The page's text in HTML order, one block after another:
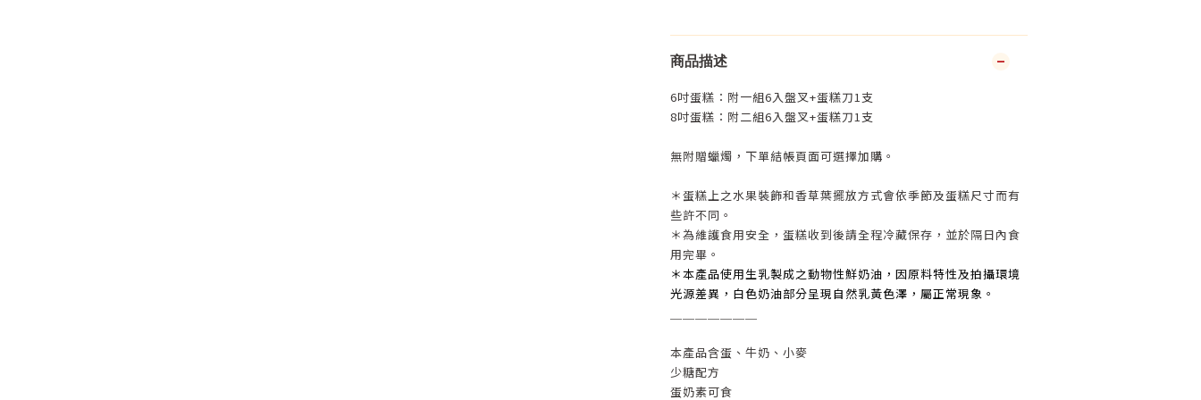
商品描述
6吋蛋糕：附一組6入盤叉+蛋糕刀1支
8吋蛋糕：附二組6入盤叉+蛋糕刀1支
無附贈蠟燭，下單結帳頁面可選擇加購。
＊蛋糕上之水果裝飾和香草葉擺放方式會依季節及蛋糕尺寸而有
些許不同。
＊為維護食用安全，蛋糕收到後請全程冷藏保存，並於隔日內食
用完畢。
＊本產品使用生乳製成之動物性鮮奶油，因原料特性及拍攝環境
光源差異，白色奶油部分呈現自然乳黃色澤，屬正常現象。
本產品含蛋、牛奶、小麥
少糖配方
蛋奶素可食